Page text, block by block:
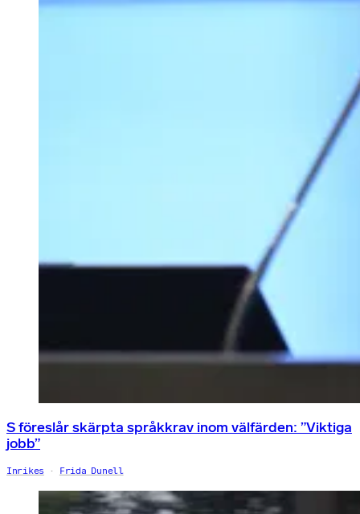
S föreslår skärpta språkkrav inom välfärden: ”Viktiga
jobb”
Inrikes Frida Dunell